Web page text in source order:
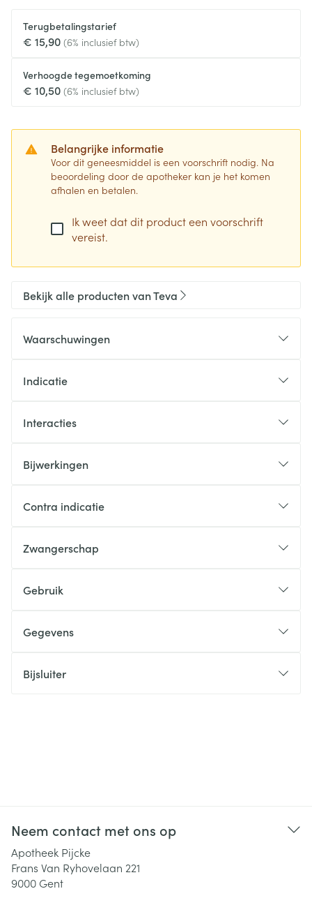
Terugbetalingstarief
€ 15,90 (6% inclusief btw)
Verhoogde tegemoetkoming
€ 10,50 (6% inclusief btw)
Belangrijke informatie
Voor dit geneesmiddel is een voorschrift nodig. Na
beoordeling door de apotheker kan je het komen
afhalen en betalen.
Ik weet dat dit product een voorschrift
vereist.
Bekijk alle producten van Teva
Waarschuwingen
Indicatie
Interacties
Bijwerkingen
Contra indicatie
Zwangerschap
Gebruik
Gegevens
Bijsluiter
Neem contact met ons op
Apotheek Pijcke
Frans Van Ryhovelaan 221
9000 Gent